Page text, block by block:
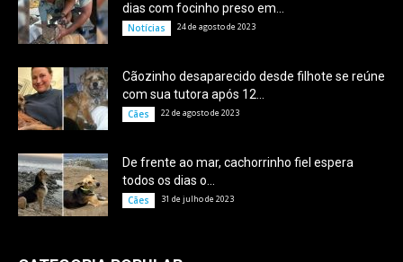
dias com focinho preso em...
Notícias 24 de agosto de 2023
Cãozinho desaparecido desde filhote se reúne
com sua tutora após 12...
Cães 22 de agosto de 2023
De frente ao mar, cachorrinho fiel espera
todos os dias o...
Cães 31 de julho de 2023